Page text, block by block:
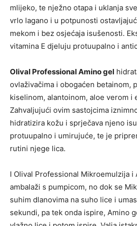
mlijeko, te nježno otapa i uklanja
vrlo lagano i u potpunosti
mekom i bez osjećaja isušenosti.
vitamina E djeluju protuupalno i
Olival Professional Amino gel
ovlaživačima i obogaćen betainom,
kiselinom, alantoinom, aloe verom i
Zahvaljujući ovim sastojcima
hidratizira kožu i sprječava njeno
protuupalno i umirujuće, te je
rutini njege lica.
I Olival Professional Mikroemulzija i
ambalaži s pumpicom, no dok se
suhim dlanovima na suho lice i
sekundi, pa tek onda ispire, Amino